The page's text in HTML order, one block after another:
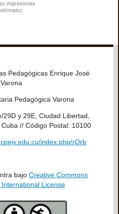
Pedagógicas Enrique José
Varona
Pedagógica Varona
y 29E, Ciudad Libertad,
// Código Postal: 10100
index.php/rOrb
bajo Creative Commons
License